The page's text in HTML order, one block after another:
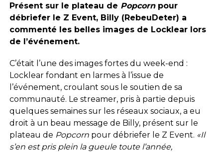
Présent sur le plateau de Popcorn pour
débriefer le Z Event, Billy (RebeuDeter) a
commenté les belles images de Locklear lors
de l’événement.
C’était l’une des images fortes du week-end :
Locklear fondant en larmes à l’issue de
l’événement, croulant sous le soutien de sa
communauté. Le streamer, pris à partie depuis
quelques semaines sur les réseaux sociaux, a eu
droit à un beau message de Billy, présent sur le
plateau de Popcornpour débriefer le Z Event. «Il
s’en est pris plein la gueule toute l’année,